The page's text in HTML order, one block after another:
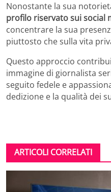
Nonostante la sua
profilo riservato sui social
concentrare la sua
piuttosto che sulla vita
Questo approccio
immagine di giornalista
seguito fedele e
dedizione e la qualità dei
ARTICOLI CORRELATI